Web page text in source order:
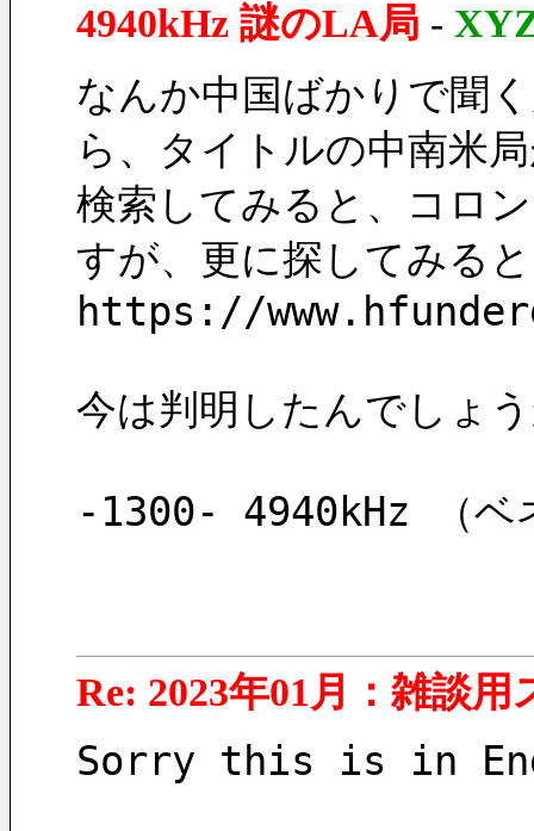
4940kHz 謎のLA局 -
なんか中国ばかりで聞
ら、タイトルの中南米
検索してみると、コ
すが、更に探してみる
https://
今は判明したんでしょ
-1300- 4940kHz （ベ
Re: 2023年01月：雑談用
Sorry this is in